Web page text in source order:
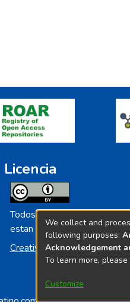
Licencia
Todos los contenidos de
estan licenciados bajo
Creative Commoms License
We collect and
following purposes:
Acknowledgement
To learn more,
Customize